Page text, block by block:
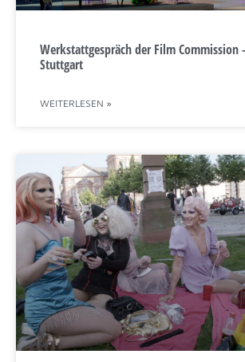
20:00CEST
Werkstattgespräch der Film Commission
Stuttgart
WEITERLESEN »